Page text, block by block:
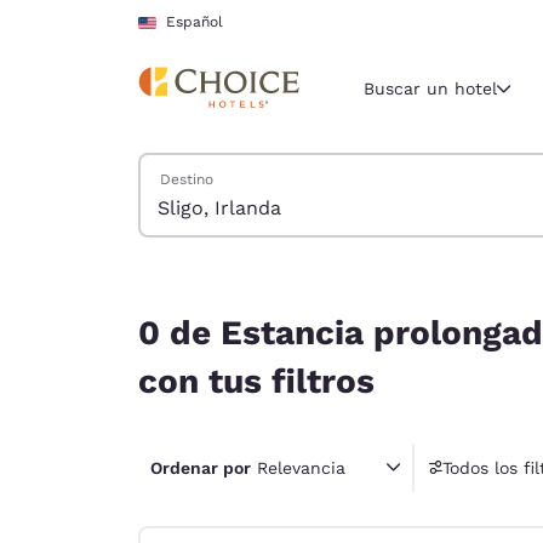
Pasar A Contenido Principal
Español
Región y
Estados
América
América
Buscar un hotel
Buscar hoteles
Destino
0 de Estancia
con tus filtros
Ordenar por Relevancia Todos los
4